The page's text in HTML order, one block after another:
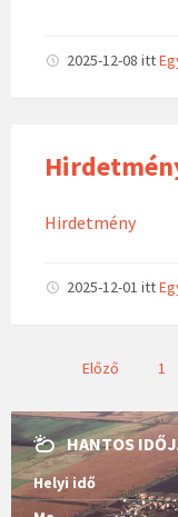
2025-12-08 itt
Hirdetmény
2025-12-01 itt
j
e
g
y
Előző 1
HANTOS
Helyi idő